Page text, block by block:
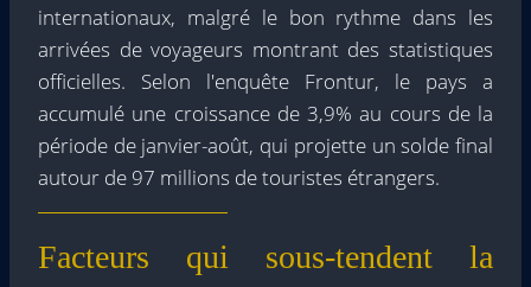
internationaux, malgré le bon rythme dans les
arrivées de voyageurs montrant des statistiques
officielles. Selon l'enquête Frontur, le pays a
accumulé une croissance de 3,9% au cours de la
période de janvier-août, qui projette un solde final
autour de 97 millions de touristes étrangers.
Facteurs qui sous-tendent la